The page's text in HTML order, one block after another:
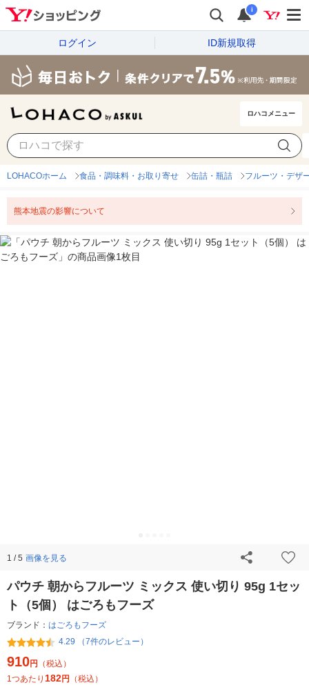
i
ログイン ID新規取得
ロハコメニュー
LOHACOホーム 食品・調味料・お取り寄せ 缶詰・瓶詰 フルーツ・デザ
熊本地震の影響について
1 / 5 画像を見る
パウチ 朝からフルーツ ミックス 使い切り 95g 1セッ
ト（5個） はごろもフーズ
ブランド： はごろもフーズ
4.29 （7件のレビュー）
910円
（税込）
1つあたり 182円 （税込）